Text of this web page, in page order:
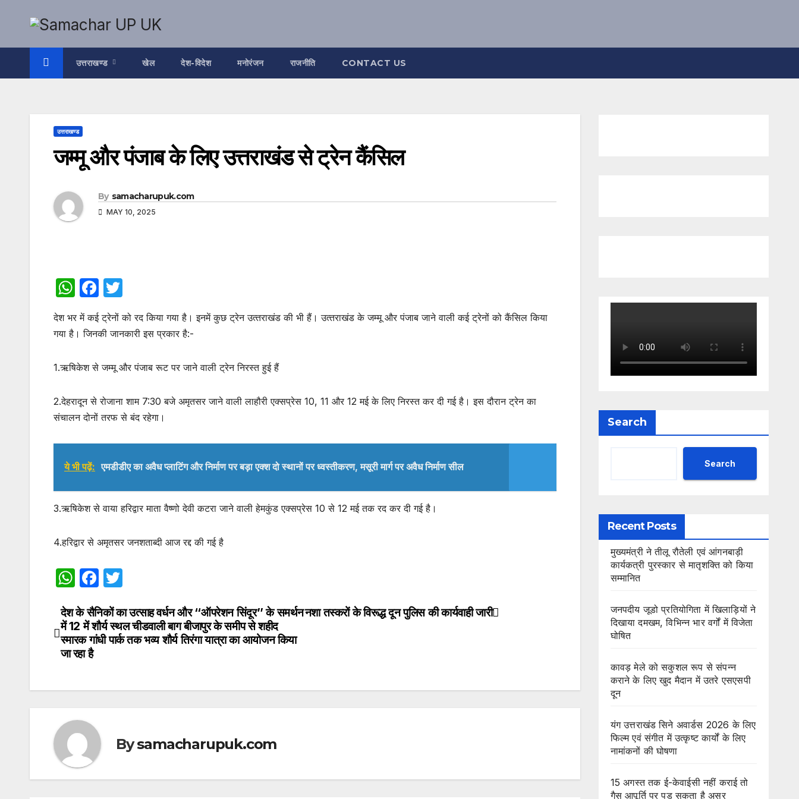
उत्तराखण्ड खेल देश-विदेश मनोरंजन राजनीति CONTACT US
उत्तराखण्ड
जम्मू और पंजाब के लिए उत्तराखंड से ट्रेन कैंसिल
By samacharupuk.com
MAY 10, 2025
W
h
at
s
A
p
F
a
c
e
b
o
k
w
itt
er
देश भर में कई ट्रेनों को रद किया गया है। इनमें कुछ ट्रेन उत्‍तराखंड की भी हैं। उत्‍तराखंड के जम्‍मू और पंजाब जाने वाली कई ट्रेनों को कैंसिल किया
गया है। जिनकी जानकारी इस प्रकार है:-
1.ऋषिकेश से जम्मू और पंजाब रूट पर जाने वाली ट्रेन निरस्त हुई हैं
2.देहरादून से रोजाना शाम 7:30 बजे अमृतसर जाने वाली लाहौरी एक्सप्रेस 10, 11 और 12 मई के लिए निरस्त कर दी गई है। इस दौरान ट्रेन का
संचालन दोनों तरफ से बंद रहेगा।
ये भी पढ़ें: एमडीडीए का अवैध प्लाटिंग और निर्माण पर बड़ा एक्श दो स्थानों पर ध्वस्तीकरण, मसूरी मार्ग पर अवैध निर्माण सील
3.ऋषिकेश से वाया हरिद्वार माता वैष्णो देवी कटरा जाने वाली हेमकुंड एक्सप्रेस 10 से 12 मई तक रद कर दी गई है।
4.हरिद्वार से अमृतसर जनशताब्दी आज रद्द की गई है
W
at
s
A
p
F
c
e
o
itt
er
Post
navigation
नशा तस्करों के विरूद्ध दून पुलिस की कार्यवाही जारी
देश के सैनिकों का उत्साह वर्धन और ‘‘ऑपरेशन सिंदूर’’ के समर्थन
में 12 में शौर्य स्थल चीडवाली बाग बीजापुर के समीप से शहीद
स्मारक गांधी पार्क तक भव्य शौर्य तिरंगा यात्रा का आयोजन किया
जा रहा है
Bysamacharupuk.com
Search
Search
Recent Posts
मुख्यमंत्री ने तीलू रौतेली एवं आंगनबाड़ी
कार्यकत्री पुरस्कार से मातृशक्ति को किया
सम्मानित
जनपदीय जूडो प्रतियोगिता में खिलाड़ियों ने
दिखाया दमखम, विभिन्न भार वर्गों में विजेता
घोषित
कावड़ मेले को सकुशल रूप से संपन्न
कराने के लिए खुद मैदान में उतरे एसएसपी
दून
यंग उत्तराखंड सिने अवार्डस 2026 के लिए
फिल्म एवं संगीत में उत्कृष्ट कार्यों के लिए
नामांकनों की घोषणा
15 अगस्त तक ई-केवाईसी नहीं कराई तो
गैस आपूर्ति पर पड़ सकता है असर